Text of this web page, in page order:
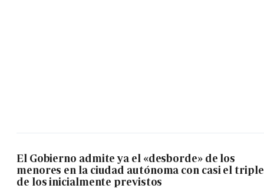
El Gobierno admite ya el «desborde» de los
menores en la ciudad autónoma con casi el triple
de los inicialmente previstos